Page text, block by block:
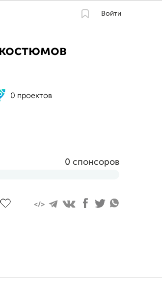
Войти
0 проектов
0 спонсоров